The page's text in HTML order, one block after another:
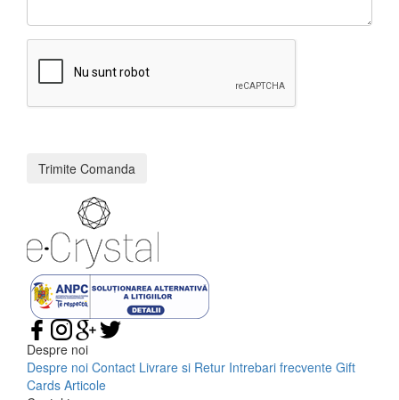
Trimite Comanda
Despre noi
Despre noi Contact Livrare si Retur Intrebari frecvente Gift
Cards Articole